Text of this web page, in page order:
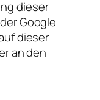
dieser
Google
dieser
an den